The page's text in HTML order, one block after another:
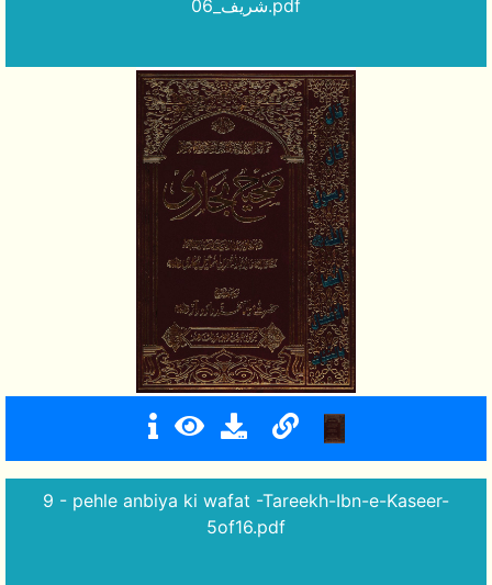
شریف_06.pdf
9 - pehle anbiya ki wafat -Tareekh-Ibn-e-Kaseer-
5of16.pdf